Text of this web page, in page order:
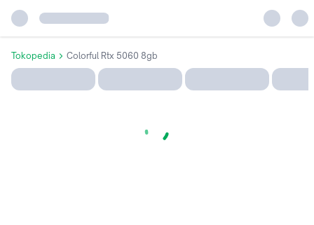
Tokopedia Colorful Rtx 5060 8gb